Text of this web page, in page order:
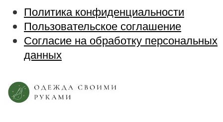
Политика конфиденциальности
Пользовательское соглашение
Согласие на обработку персональных
данных